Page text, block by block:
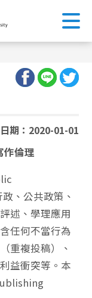
日期：2020-01-01
作倫理
、公共政策、
述、學理應用
任何不當行為
重複投稿）、
益衝突等。本